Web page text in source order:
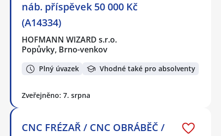
náb. příspěvek 50 000 Kč
(A14334)
HOFMANN WIZARD s.r.o.
Popůvky, Brno-venkov
Plný úvazek Vhodné také pro absolventy
Zveřejněno: 7. srpna
CNC FRÉZAŘ / CNC OBRÁBĚČ /